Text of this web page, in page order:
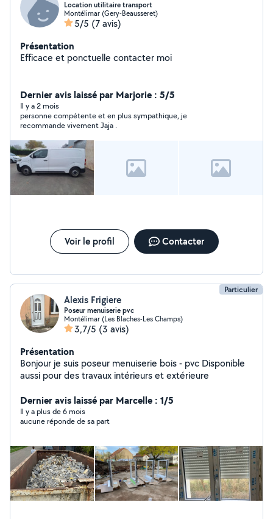
Location utilitaire transport
Montélimar (Gery-Beausseret)
5/5 (7 avis)
Présentation
Efficace et ponctuelle contacter moi
Dernier avis laissé par Marjorie : 5/5
Il y a 2 mois
personne compétente et en plus sympathique, je
recommande vivement Jaja .
Voir le profil Contacter
Particulier
Alexis Frigiere
Poseur menuiserie pvc
Montélimar (Les Blaches-Les Champs)
3,7/5 (3 avis)
Présentation
Bonjour je suis poseur menuiserie bois - pvc Disponible
aussi pour des travaux intérieurs et extérieure
Dernier avis laissé par Marcelle : 1/5
Il y a plus de 6 mois
aucune réponde de sa part